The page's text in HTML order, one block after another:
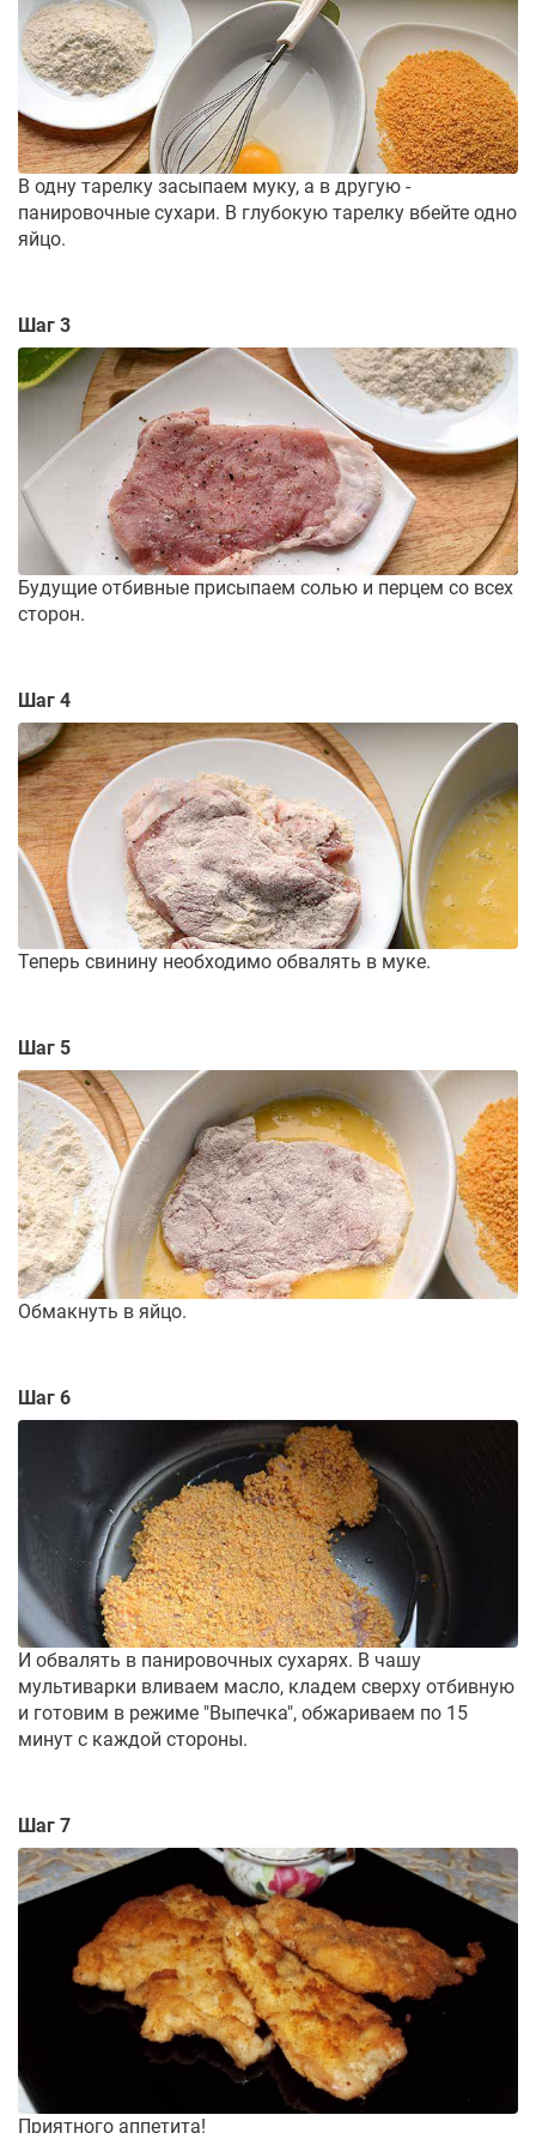
В одну тарелку засыпаем муку, а в другую -
панировочные сухари. В глубокую тарелку вбейте одно
яйцо.
Шаг 3
Будущие отбивные присыпаем солью и перцем со всех
сторон.
Шаг 4
Теперь свинину необходимо обвалять в муке.
Шаг 5
Обмакнуть в яйцо.
Шаг 6
И обвалять в панировочных сухарях. В чашу
мультиварки вливаем масло, кладем сверху отбивную
и готовим в режиме "Выпечка", обжариваем по 15
минут с каждой стороны.
Шаг 7
Приятного аппетита!